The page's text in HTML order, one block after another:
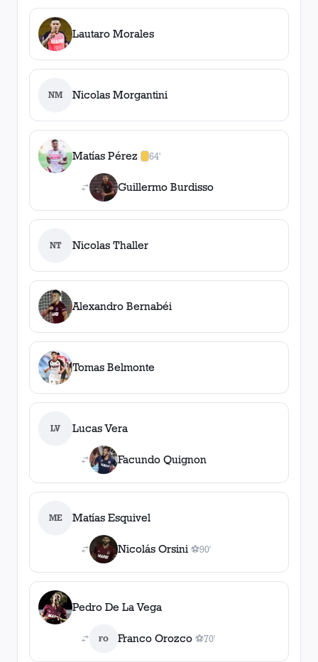
Lautaro Morales
NM Nicolas Morgantini
Matías Pérez 64'
1amarilla
Guillermo Burdisso
NT Nicolas Thaller
Alexandro Bernabéi
Tomas Belmonte
LV Lucas Vera
Facundo Quignon
ME Matías Esquivel
Nicolás Orsini ⚽
1gol
90'
Pedro De La Vega
FO Franco Orozco ⚽
1gol
70'